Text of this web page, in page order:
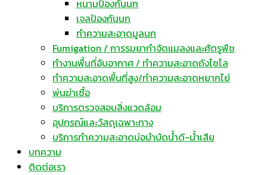
หนามป้องกันนก
เจลป้องกันนก
ทำความสะอาดมูลนก
Fumigation / การรมยากำจัดแมลงและศัตรูพืช
ทำงานพื้นที่อับอากาศ / ทำความสะอาดถังไซโล
ทำความสะอาดพื้นที่สูง/ทำความสะอาดหยากไย่
พ่นฆ่าเชื้อ
บริการตรวจสอบสิ่งแวดล้อม
อุปกรณ์และวัสดุเฉพาะทาง
บริการทำความสะอาดบ่อบำบัดน้ำดี-น้ำเสีย
บทความ
ติดต่อเรา